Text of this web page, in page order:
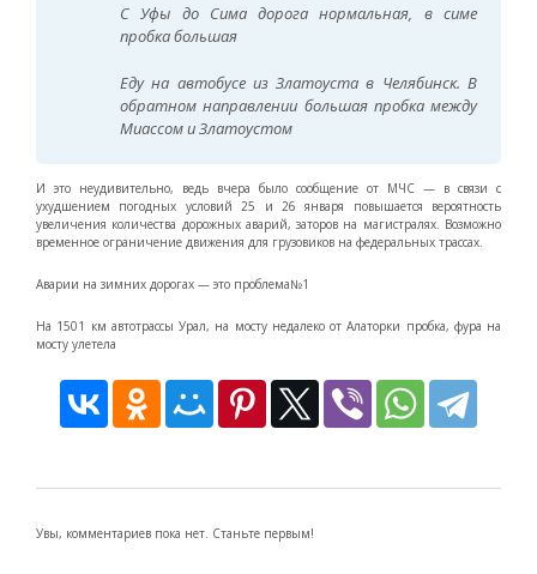
С Уфы до Сима дорога нормальная, в симе
пробка большая
Еду на автобусе из Златоуста в Челябинск. В
обратном направлении большая пробка между
Миассом и Златоустом
И это неудивительно, ведь вчера было сообщение от МЧС — в связи с
ухудшением погодных условий 25 и 26 января повышается вероятность
увеличения количества дорожных аварий, заторов на магистралях. Возможно
временное ограничение движения для грузовиков на федеральных трассах.
Аварии на зимних дорогах — это проблема№1
На 1501 км автотрассы Урал, на мосту недалеко от Алаторки пробка, фура на
мосту улетела
Увы, комментариев пока нет. Станьте первым!